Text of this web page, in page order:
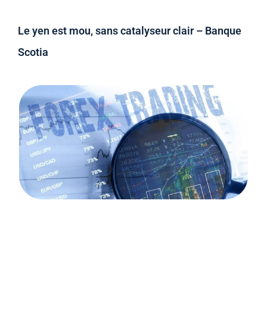
Le yen est mou, sans catalyseur clair – Banque
Scotia